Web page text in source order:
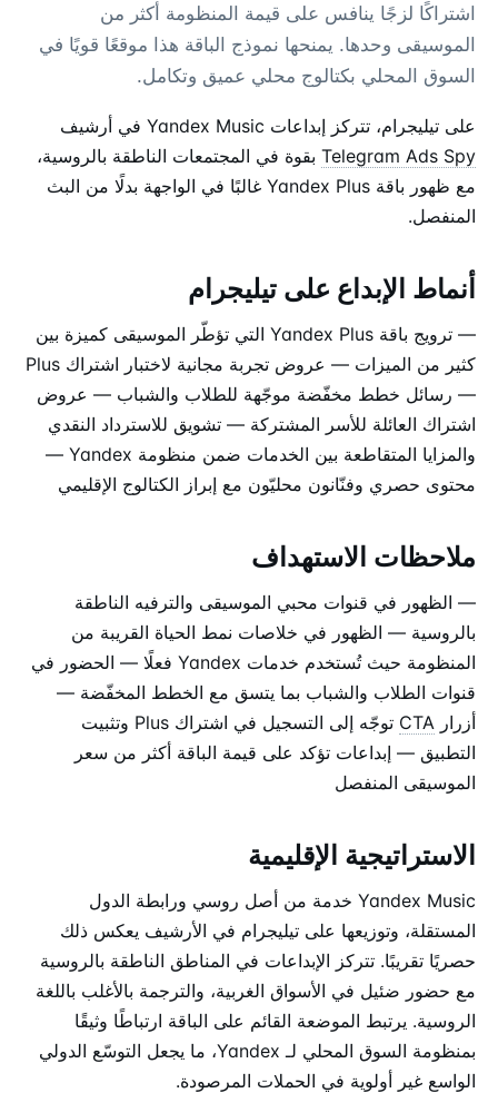
اشتراكًا لزجًا ينافس على قيمة المنظومة أكثر من
الموسيقى وحدها. يمنحها نموذج الباقة هذا موقعًا قويًا في
السوق المحلي بكتالوج محلي عميق وتكامل.
على تيليجرام، تتركز إبداعات Yandex Music في أرشيف
Telegram Ads Spy بقوة في المجتمعات الناطقة بالروسية،
مع ظهور باقة Yandex Plus غالبًا في الواجهة بدلًا من البث
المنفصل.
أنماط الإبداع على تيليجرام
— ترويج باقة Yandex Plus التي تؤطّر الموسيقى كميزة بين
كثير من الميزات — عروض تجربة مجانية لاختبار اشتراك Plus
— رسائل خطط مخفّضة موجّهة للطلاب والشباب — عروض
اشتراك العائلة للأسر المشتركة — تشويق للاسترداد النقدي
والمزايا المتقاطعة بين الخدمات ضمن منظومة Yandex —
محتوى حصري وفنّانون محليّون مع إبراز الكتالوج الإقليمي
ملاحظات الاستهداف
— الظهور في قنوات محبي الموسيقى والترفيه الناطقة
بالروسية — الظهور في خلاصات نمط الحياة القريبة من
المنظومة حيث تُستخدم خدمات Yandex فعلًا — الحضور في
قنوات الطلاب والشباب بما يتسق مع الخطط المخفّضة —
أزرار CTA
توجّه إلى التسجيل في اشتراك Plus وتثبيت
التطبيق — إبداعات تؤكد على قيمة الباقة أكثر من سعر
الموسيقى المنفصل
الاستراتيجية الإقليمية
Yandex Music خدمة من أصل روسي ورابطة الدول
المستقلة، وتوزيعها على تيليجرام في الأرشيف يعكس ذلك
حصريًا تقريبًا. تتركز الإبداعات في المناطق الناطقة بالروسية
مع حضور ضئيل في الأسواق الغربية، والترجمة بالأغلب باللغة
الروسية. يرتبط الموضعة القائم على الباقة ارتباطًا وثيقًا
بمنظومة السوق المحلي لـ Yandex، ما يجعل التوسّع الدولي
الواسع غير أولوية في الحملات المرصودة.